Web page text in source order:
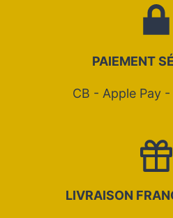
PAIEMENT
CB - Apple Pay
LIVRAISON